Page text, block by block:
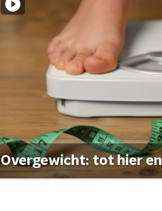
Overgewicht: tot hier